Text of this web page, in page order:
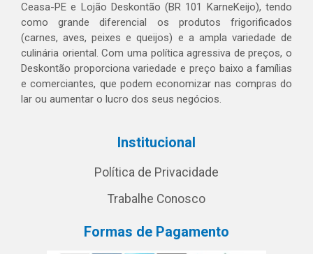
Ceasa-PE e Lojão Deskontão (BR 101 KarneKeijo), tendo
como grande diferencial os produtos frigorificados
(carnes, aves, peixes e queijos) e a ampla variedade de
culinária oriental. Com uma política agressiva de preços, o
Deskontão proporciona variedade e preço baixo a famílias
e comerciantes, que podem economizar nas compras do
lar ou aumentar o lucro dos seus negócios.
Institucional
Política de Privacidade
Trabalhe Conosco
Formas de Pagamento